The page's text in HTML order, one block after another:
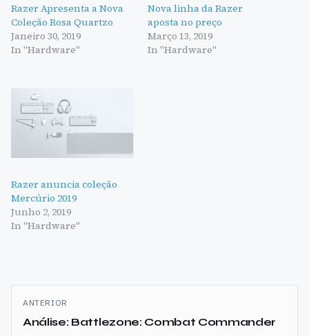
Razer Apresenta a Nova
Coleção Rosa Quartzo
Janeiro 30, 2019
In "Hardware"
Nova linha da Razer
aposta no preço
Março 13, 2019
In "Hardware"
Razer anuncia coleção
Mercúrio 2019
Junho 2, 2019
In "Hardware"
Navegação
de
ANTERIOR
Análise: Battlezone: Combat Commander